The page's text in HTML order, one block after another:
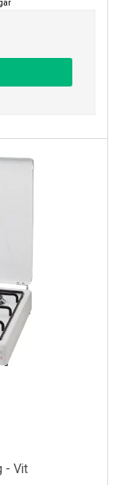
- Vit